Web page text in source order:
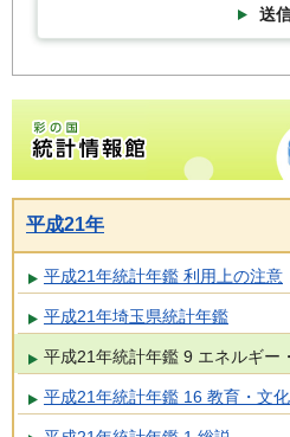
送
彩の国統計情報
平成21年
平成21年統計年鑑 利用上の注意
平成21年埼玉県統計年鑑
平成21年統計年鑑 9 エネルギー
平成21年統計年鑑 16 教育・文化